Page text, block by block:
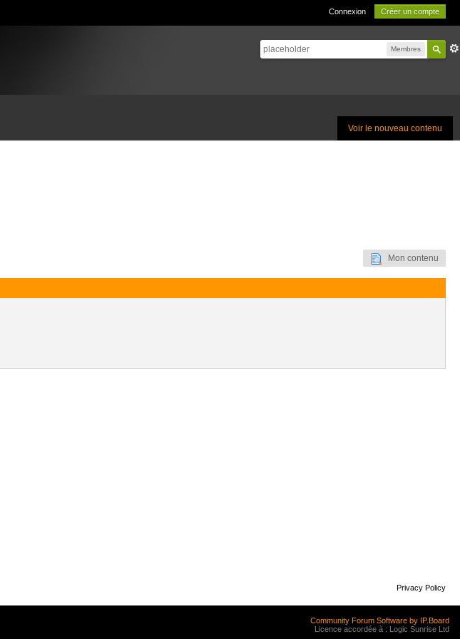
Connexion Créer un compte
Membres
Voir le nouveau contenu
Mon contenu
Privacy Policy
Community Forum Software by IP.Board
Licence accordée à : Logic Sunrise Ltd